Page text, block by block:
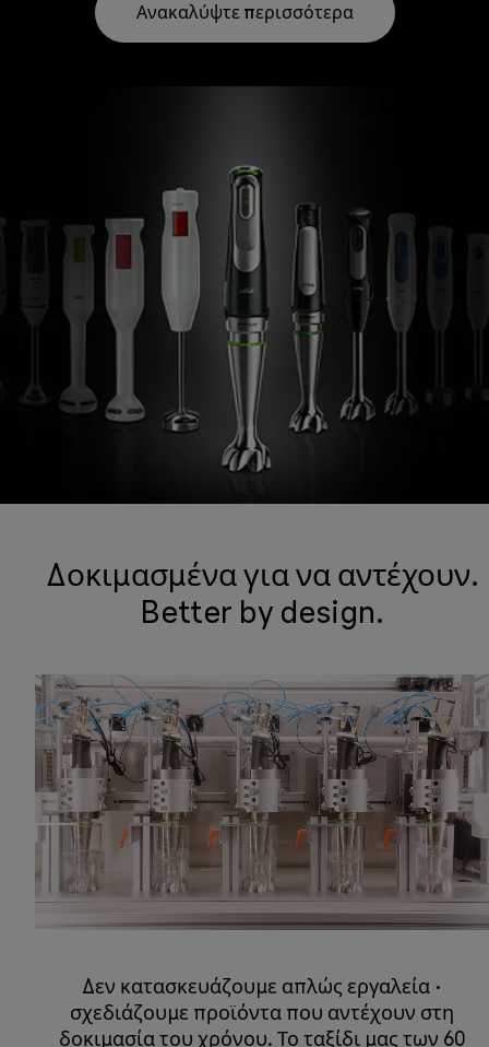
Ανακαλύψτε περισσότερα
Δοκιμασμένα για να αντέχουν.
Better by design.
Δεν κατασκευάζουμε απλώς εργαλεία ·
σχεδιάζουμε προϊόντα που αντέχουν στη
δοκιμασία του χρόνου. Το ταξίδι μας των 60